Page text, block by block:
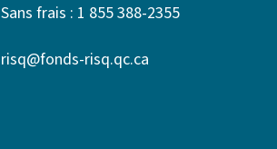
Sans frais : 1 855 388-2355
risq@fonds-risq.qc.ca